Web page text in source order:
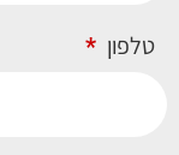
טלפון